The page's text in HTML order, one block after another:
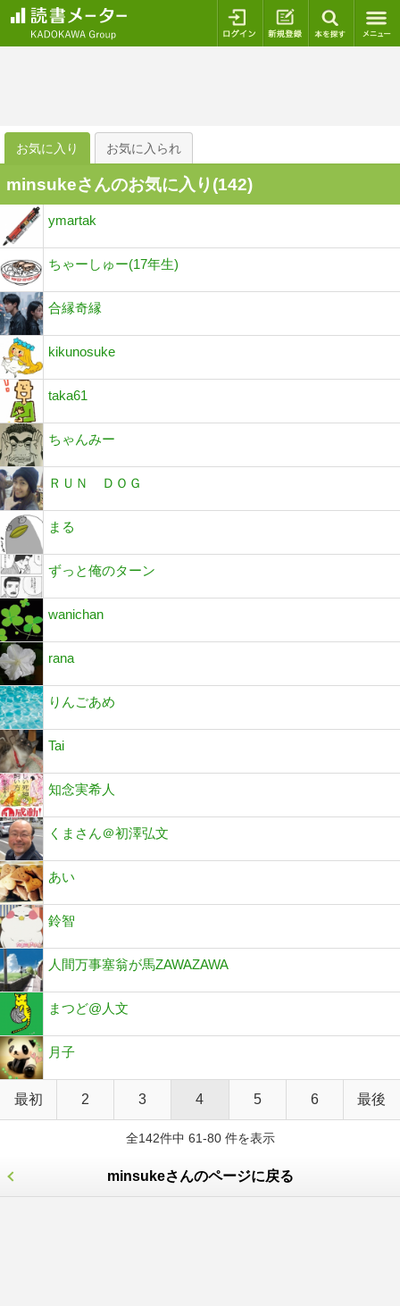
ログイン 新規登録
お気に入り お気に入られ
minsukeさんのお気に入り(142)
ymartak
ちゃーしゅー(17年生)
合縁奇縁
kikunosuke
taka61
ちゃんみー
ＲＵＮ ＤＯＧ
まる
ずっと俺のターン
wanichan
rana
りんごあめ
Tai
知念実希人
くまさん＠初澤弘文
あい
鈴智
人間万事塞翁が馬ZAWAZAWA
まつど@人文
月子
最初 2 3 4 5 6 最後
全142件中 61-80 件を表示
minsukeさんのページに戻る